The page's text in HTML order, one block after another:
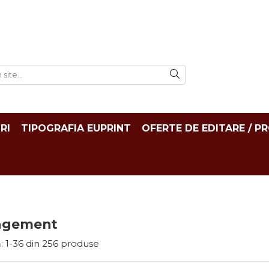
TIPOGRAFIA EUPRINT OFERTE DE EDITARE /
1-36 din 256 produse